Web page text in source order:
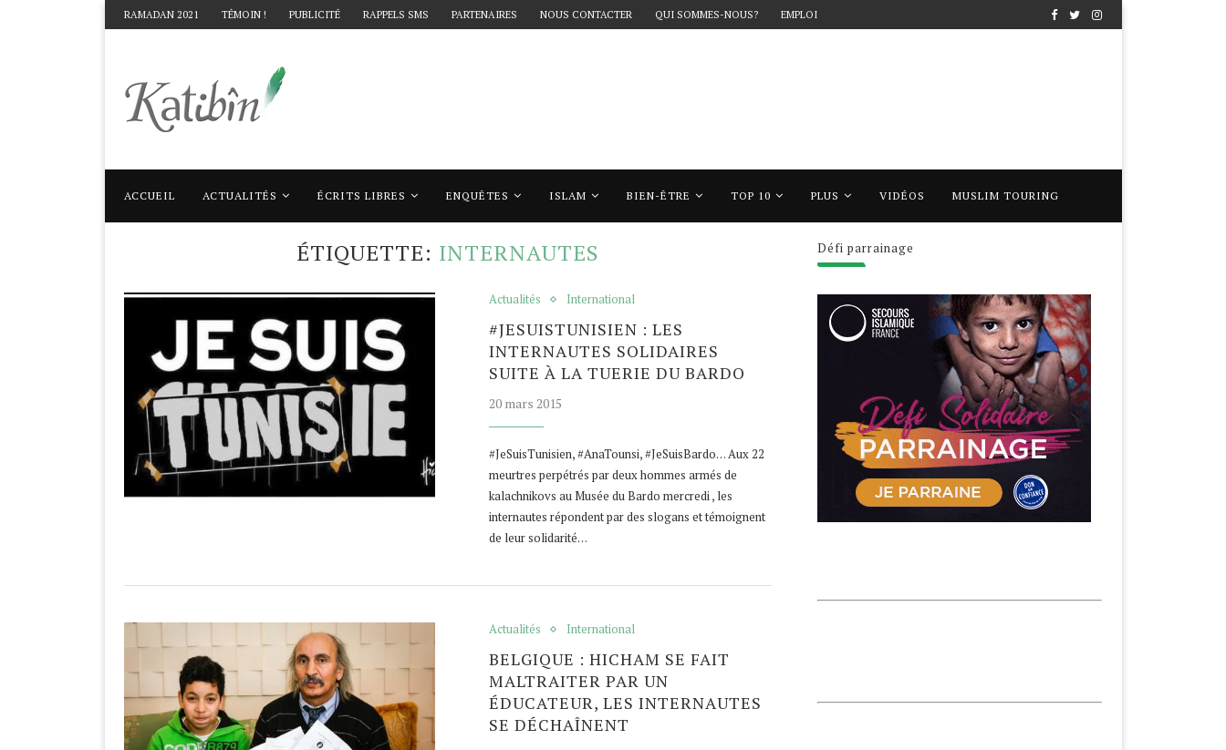
RAMADAN 2021 TÉMOIN ! PUBLICITÉ RAPPELS SMS PARTENAIRES NOUS CONTACTER QUI SOMMES-NOUS? EMPLOI
ACCUEIL ACTUALITÉS ÉCRITS LIBRES ENQUÊTES ISLAM BIEN-ÊTRE TOP 10 PLUS VIDÉOS MUSLIM TOURING
Accueil Mots clés Articles taggés avec "internautes"
ÉTIQUETTE: INTERNAUTES
Actualités International
#JESUISTUNISIEN : LES
INTERNAUTES SOLIDAIRES
SUITE À LA TUERIE DU BARDO
20 mars 2015
#JeSuisTunisien, #AnaTounsi, #JeSuisBardo… Aux 22
meurtres perpétrés par deux hommes armés de
kalachnikovs au Musée du Bardo mercredi , les
internautes répondent par des slogans et témoignent
de leur solidarité…
Actualités International
BELGIQUE : HICHAM SE FAIT
MALTRAITER PAR UN
ÉDUCATEUR, LES INTERNAUTES
SE DÉCHAÎNENT
Défi parrainage